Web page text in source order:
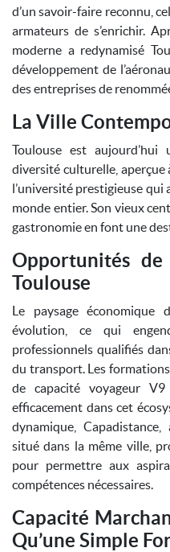
d’un savoir-faire reconnu,
armateurs de s’enrichir.
moderne a redynamisé
développement de
des entreprises de
La Ville
Toulouse est
diversité culturelle, aperçue
l’université prestigieuse
monde entier. Son vieux
gastronomie en font une
Opportunités
Toulouse
Le paysage économique
évolution, ce qui
professionnels qualifiés
du transport. Les
de capacité voyageur
efficacement dans cet
dynamique,
situé dans la même ville,
pour permettre aux
compétences nécessaires.
Capacité
Qu’une Simple